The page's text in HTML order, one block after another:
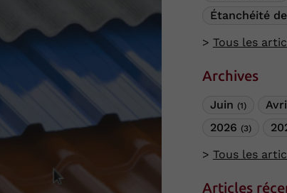
Étanchéité
Tous les
Archives
Juin (1)
2026 (3)
Tous les
Articles